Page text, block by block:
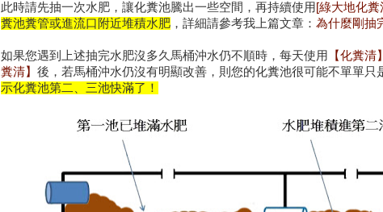
此時請先抽一次水肥，讓化糞池騰出一些空間，再持續使用 [綠大地化糞
糞池糞管或進流口附近堆積水肥 ，詳細請參考我上篇文章： 為什麼剛抽
如果您遇到上述抽完水肥沒多久馬桶沖水仍不順時，每天使用
【化糞清
糞清】 後，若馬桶沖水仍沒有明顯改善，則您的化糞池很可能不單單
示化糞池第二、三池快滿了！